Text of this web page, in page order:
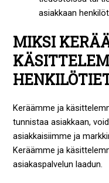
asiakkaan
MIKSI
Keräämme ja
tunnistaa asiakkaan,
asiakkaisiimme ja
Keräämme ja
asiakaspalvelun laadun.